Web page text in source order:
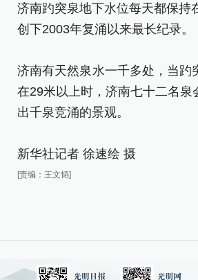
济南趵突泉地下水位每天都保持
创下2003年复涌以来最长纪录。
济南有天然泉水一千多处，当趵
在29米以上时，济南七十二名泉
出千泉竞涌的景观。
新华社记者 徐速绘 摄
[责编：王文韬]